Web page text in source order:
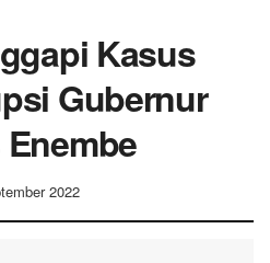
Kasus
Gubernur
2022